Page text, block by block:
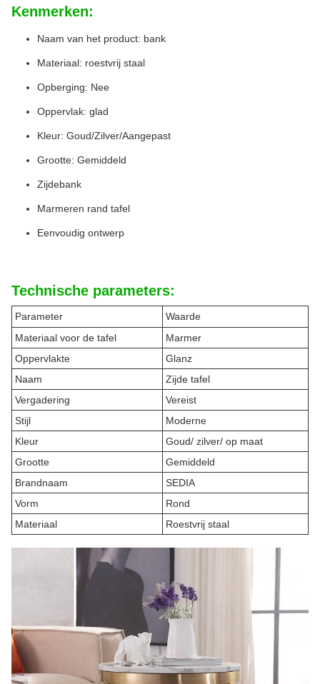
Kenmerken:
Naam van het product: bank
Materiaal: roestvrij staal
Opberging: Nee
Oppervlak: glad
Kleur: Goud/Zilver/Aangepast
Grootte: Gemiddeld
Zijdebank
Marmeren rand tafel
Eenvoudig ontwerp
Technische parameters:
Parameter
Waarde
Materiaal voor de tafel
Marmer
Oppervlakte
Glanz
Naam
Zijde tafel
Vergadering
Vereist
Stijl
Moderne
Kleur
Goud/ zilver/ op maat
Grootte
Gemiddeld
Brandnaam
SEDIA
Vorm
Rond
Materiaal
Roestvrij staal